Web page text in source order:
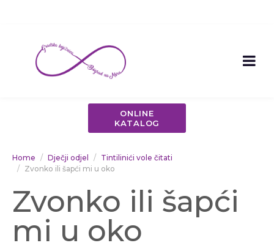
ONLINE
KATALOG
Home Dječji odjel
Tintilinići vole čitati
Zvonko ili šapći mi u oko
Zvonko ili šapći
mi u oko